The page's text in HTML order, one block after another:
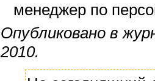
менеджер по
Опубликовано в
2010.